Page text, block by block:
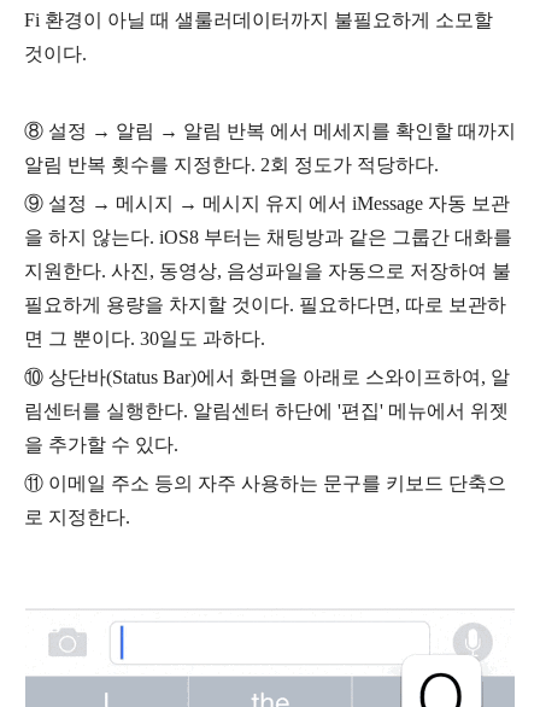
Fi 환경이 아닐 때 샐룰러데이터까지 불필요하게 소모할
것이다.
⑧ 설정 → 알림 → 알림 반복 에서 메세지를 확인할 때까지
알림 반복 횟수를 지정한다. 2회 정도가 적당하다.
⑨ 설정 → 메시지 → 메시지 유지 에서 iMessage 자동 보관
을 하지 않는다. iOS8 부터는 채팅방과 같은 그룹간 대화를
지원한다. 사진, 동영상, 음성파일을 자동으로 저장하여 불
필요하게 용량을 차지할 것이다. 필요하다면, 따로 보관하
면 그 뿐이다. 30일도 과하다.
⑩ 상단바(Status Bar)에서 화면을 아래로 스와이프하여, 알
림센터를 실행한다. 알림센터 하단에 '편집' 메뉴에서 위젯
을 추가할 수 있다.
⑪ 이메일 주소 등의 자주 사용하는 문구를 키보드 단축으
로 지정한다.